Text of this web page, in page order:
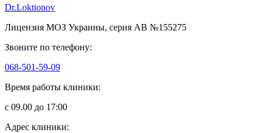
Dr.Loktionov
Лицензия МОЗ Украины, серия АВ №155275
Звоните по телефону:
068-501-59-09
Время работы клиники:
с 09.00 до 17:00
Адрес клиники: